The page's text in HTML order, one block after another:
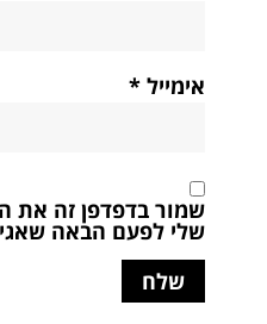
אימייל *
שמור בדפדפן זה את
שלי לפעם הבאה